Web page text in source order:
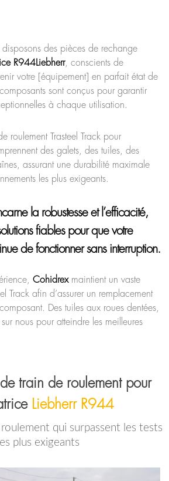
des pièces de rechange
R944Liebherr, conscients de
votre [équipement] en parfait état de
sont conçus pour garantir
à chaque utilisation.
roulement Trasteel Track pour
des galets, des tuiles, des
assurant une durabilité maximale
les plus exigeants.
la robustesse et l’efficacité,
fiables pour que votre
de fonctionner sans interruption.
Cohidrexmaintient un vaste
Track afin d’assurer un remplacement
Des tuiles aux roues dentées,
nous pour atteindre les meilleures
train de roulement pour
Liebherr R944
qui surpassent les tests
les plus exigeants